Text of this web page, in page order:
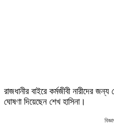
রাজধানীর বাইরে কর্মজীবী নারীদের
ঘোষণা দিয়েছেন শেখ হাসিনা।